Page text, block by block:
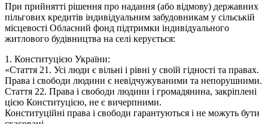
При прийнятті рішення про надання (або відмову) державних
пільгових кредитів індивідуальним забудовникам у сільській
місцевості Обласний фонд підтримки індивідуального
житлового будівництва на селі керується:
1. Конституцією України:
«Стаття 21. Усі люди є вільні і рівні у своїй гідності та правах.
Права і свободи людини є невідчужуваними та непорушними.
Стаття 22. Права і свободи людини і громадянина, закріплені
цією Конституцією, не є вичерпними.
Конституційні права і свободи гарантуються і не можуть бути